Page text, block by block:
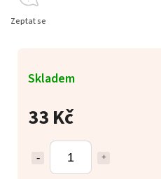
33 Kč
Skladem
Zeptat se